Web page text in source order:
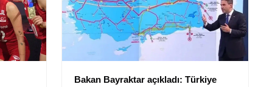
Bakan Bayraktar açıkladı: Türkiye